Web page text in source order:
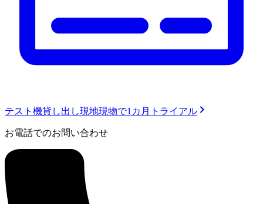
テスト機貸し出し現地現物で1カ月トライアル
お電話でのお問い合わせ